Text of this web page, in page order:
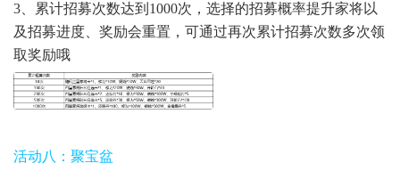
3、累计招募次数达到1000次，选择的招募概率提升家将以
及招募进度、奖励会重置，可通过再次累计招募次数多次领
取奖励哦
活动八：聚宝盆